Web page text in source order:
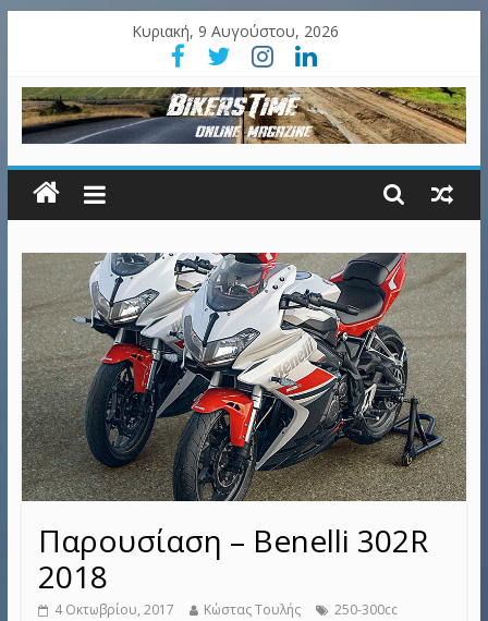
Κυριακή, 9 Αυγούστου, 2026
Παρουσίαση – Benelli 302R
2018
4 Οκτωβρίου, 2017 Κώστας Τουλής
250-300cc